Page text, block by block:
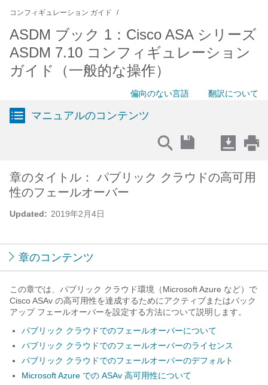
コンフィギュレーション ガイド
ASDM ブック 1：Cisco ASA シリーズ
ASDM 7.10 コンフィギュレーション
ガイド（一般的な操作）
偏向のない言語 翻訳について
マニュアルのコンテンツ
Updated: 2019年2月4日
章のタイトル： パブリック クラウドの高可用
性のフェールオーバー
章のコンテンツ
この章では、パブリック クラウド環境（Microsoft Azure など）で
Cisco ASAv の高可用性を達成するためにアクティブまたはバック
アップ フェールオーバーを設定する方法について説明します。
パブリック クラウドでのフェールオーバーについて
パブリック クラウドでのフェールオーバーのライセンス
パブリック クラウドでのフェールオーバーのデフォルト
Microsoft Azure での ASAv 高可用性について